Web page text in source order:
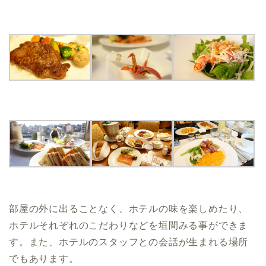
部屋の外に出ることなく、ホテルの味を楽しめたり、
ホテルそれぞれのこだわりなどを垣間みる事ができま
す。また、ホテルのスタッフとの会話が生まれる場所
でもあります。